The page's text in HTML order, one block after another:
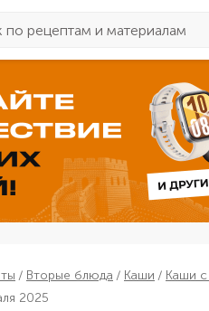
Вторые блюда Каши
Каши
2025